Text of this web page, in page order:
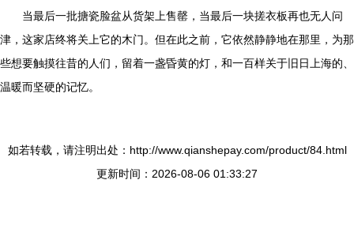
当最后一批搪瓷脸盆从货架上售罄，当最后一块搓衣板再也无人问
津，这家店终将关上它的木门。但在此之前，它依然静静地在那里，为那
些想要触摸往昔的人们，留着一盏昏黄的灯，和一百样关于旧日上海的、
温暖而坚硬的记忆。
如若转载，请注明出处：http://www.qianshepay.com/product/84.html
更新时间：2026-08-06 01:33:27